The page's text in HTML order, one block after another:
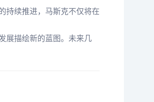
持续推进，马斯克不仅将在
展描绘新的蓝图。未来几